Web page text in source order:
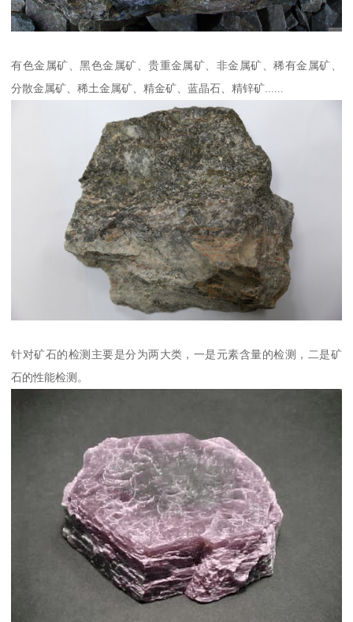
有色金属矿、黑色金属矿、贵重金属矿、非金属矿、稀有金属矿、
分散金属矿、稀土金属矿、精金矿、蓝晶石、精锌矿......
针对矿石的检测主要是分为两大类，一是元素含量的检测，二是矿
石的性能检测。